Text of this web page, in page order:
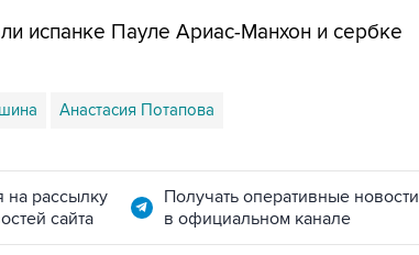
испанке Пауле Ариас-Манхон и сербке
Анастасия Потапова
на рассылку
сайта
Получать оперативные новости
в официальном канале